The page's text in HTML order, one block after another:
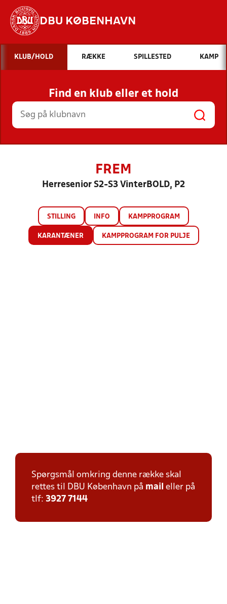
DBU KØBENHAVN
Hvad vil du søge efter?
INDHOLD OG NYHEDER
STILLINGER, RESULTATER, KLUBBER OG
HOLD
KLUB/HOLD RÆKKE SPILLESTED KAMP
Find en klub eller et hold
FREM
Herresenior S2-S3 VinterBOLD, P2
STILLING INFO KAMPPROGRAM
KARANTÆNER KAMPPROGRAM FOR PULJE
Spørgsmål omkring denne række skal
rettes til DBU København på mail eller på
tlf: 3927 7144